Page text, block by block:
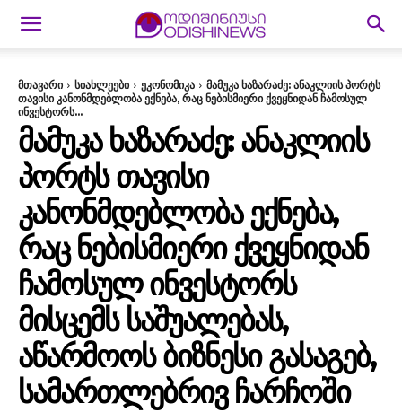
მთავარი სიახლეები ეკონომიკა
მამუკა ხაზარაძე: ანაკლიის პორტს
თავისი კანონმდებლობა ექნება, რაც ნებისმიერი ქვეყნიდან ჩამოსულ
ინვესტორს...
ᲛᲐᲛᲣᲙᲐ ᲮᲐᲖᲐᲠᲐᲫᲔ: ᲐᲜᲐᲙᲚᲘᲘᲡ
ᲞᲝᲠᲢᲡ ᲗᲐᲕᲘᲡᲘ
ᲙᲐᲜᲝᲜᲛᲓᲔᲑᲚᲝᲑᲐ ᲔᲥᲜᲔᲑᲐ,
ᲠᲐᲪ ᲜᲔᲑᲘᲡᲛᲘᲔᲠᲘ ᲥᲕᲔᲧᲜᲘᲓᲐᲜ
ᲩᲐᲛᲝᲡᲣᲚ ᲘᲜᲕᲔᲡᲢᲝᲠᲡ
ᲛᲘᲡᲪᲔᲛᲡ ᲡᲐᲨᲣᲐᲚᲔᲑᲐᲡ,
ᲐᲬᲐᲠᲛᲝᲝᲡ ᲑᲘᲖᲜᲔᲡᲘ ᲒᲐᲡᲐᲒᲔᲑ,
ᲡᲐᲛᲐᲠᲗᲚᲔᲑᲠᲘᲕ ᲩᲐᲠᲩᲝᲨᲘ